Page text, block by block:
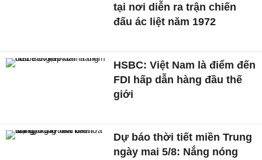
tại nơi diễn ra trận chiến
đấu ác liệt năm 1972
HSBC: Việt Nam là điểm đến
FDI hấp dẫn hàng đầu thế
giới
Dự báo thời tiết miền Trung
ngày mai 5/8: Nắng nóng